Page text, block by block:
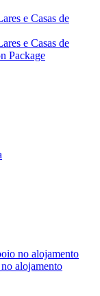
e Casas de
e Casas de
Package
no alojamento
alojamento